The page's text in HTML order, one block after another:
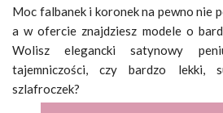
Moc falbanek i koronek na pewno nie
a w ofercie znajdziesz modele o
Wolisz elegancki satynowy
tajemniczości, czy bardzo lekki,
szlafroczek?